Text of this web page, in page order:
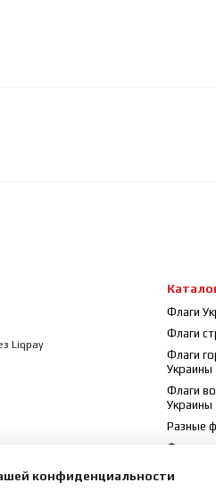
Флаги
Флаги
Флаги
Украины
Флаги
Украины
Разные
Флажки
конфиденциальности